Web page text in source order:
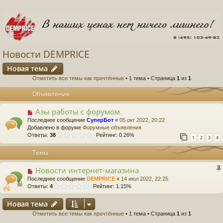
Новости DEMPRICE
Новая тема
Отметить все темы как прочтённые• 1 тема • Страница 1из 1
Объявления
Азы работы с форумом.
Последнее сообщение СуперБот « 05 окт 2022, 20:22
Добавлено в форуме Форумные объявления
Ответы: 38 1 2 3 4
Рейтинг: 0.26%
Темы
Новости интернет-магазина
Последнее сообщение DEMPRICE « 14 июл 2022, 22:25
Ответы: 4 Рейтинг: 1.15%
Новая тема
Отметить все темы как прочтённые• 1 тема • Страница 1 из 1